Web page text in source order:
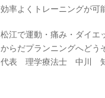
効率よくトレーニングが可
松江で運動・痛み・ダイエ
からだプランニングへどう
代表 理学療法士 中川